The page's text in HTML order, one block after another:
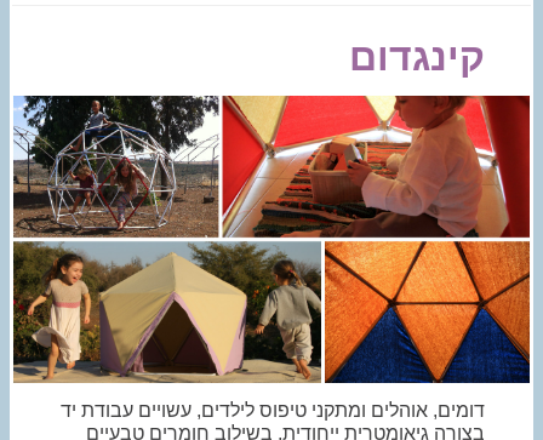
קינגדום
דומים, אוהלים ומתקני טיפוס לילדים, עשויים עבודת יד
בצורה גיאומטרית ייחודית, בשילוב חומרים טבעיים